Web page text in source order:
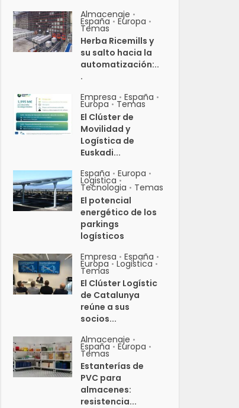
Almacenaje •
España • Europa •
Temas
Herba Ricemills y
su salto hacia la
automatización:..
.
Empresa • España •
Europa • Temas
El Clúster de
Movilidad y
Logística de
Euskadi...
España • Europa •
Logistica •
Tecnologia • Temas
El potencial
energético de los
parkings
logísticos
Empresa • España •
Europa • Logistica •
Temas
El Clúster Logístic
de Catalunya
reúne a sus
socios...
Almacenaje •
España • Europa •
Temas
Estanterías de
PVC para
almacenes:
resistencia...